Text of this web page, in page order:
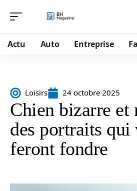
Actu Auto Entreprise
Loisirs 24 octobre 2025
Chien bizarre et
des portraits qui
feront fondre